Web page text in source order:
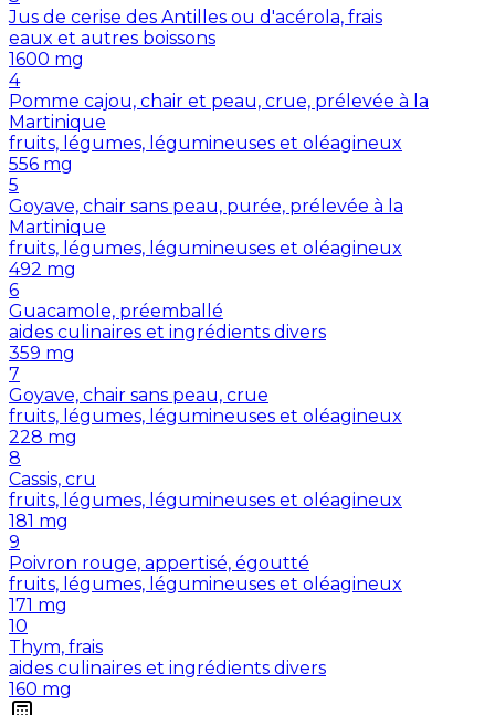
Jus de cerise des Antilles ou d'acérola, frais
eaux et autres boissons
1600 mg
4
Pomme cajou, chair et peau, crue, prélevée à la
Martinique
fruits, légumes, légumineuses et oléagineux
556 mg
5
Goyave, chair sans peau, purée, prélevée à la
Martinique
fruits, légumes, légumineuses et oléagineux
492 mg
6
Guacamole, préemballé
aides culinaires et ingrédients divers
359 mg
7
Goyave, chair sans peau, crue
fruits, légumes, légumineuses et oléagineux
228 mg
8
Cassis, cru
fruits, légumes, légumineuses et oléagineux
181 mg
9
Poivron rouge, appertisé, égoutté
fruits, légumes, légumineuses et oléagineux
171 mg
10
Thym, frais
aides culinaires et ingrédients divers
160 mg